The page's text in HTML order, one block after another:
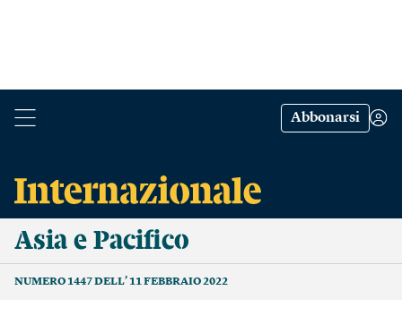
Abbonarsi
Asia e Pacifico
NUMERO 1447 DELL’ 11 FEBBRAIO 2022